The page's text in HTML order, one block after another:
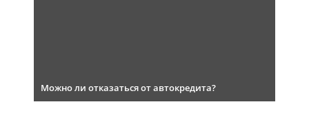
Можно ли отказаться от автокредита?